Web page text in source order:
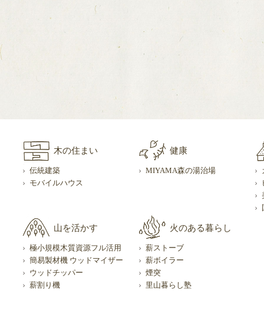
木の住まい
伝統建築
モバイルハウス
健康
MIYAMA森の湯治場
山を活かす
極小規模木質資源フル活用
簡易製材機 ウッドマイザー
ウッドチッパー
薪割り機
火のある暮らし
薪ストーブ
薪ボイラー
煙突
里山暮らし塾